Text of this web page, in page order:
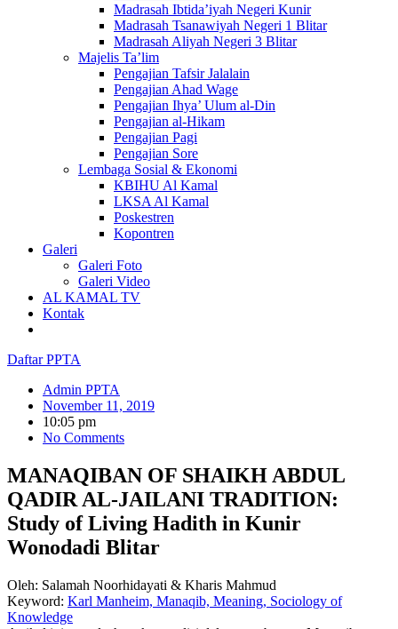
Madrasah Ibtida’iyah Negeri Kunir
Madrasah Tsanawiyah Negeri 1 Blitar
Madrasah Aliyah Negeri 3 Blitar
Majelis Ta’lim
Pengajian Tafsir Jalalain
Pengajian Ahad Wage
Pengajian Ihya’ Ulum al-Din
Pengajian al-Hikam
Pengajian Pagi
Pengajian Sore
Lembaga Sosial & Ekonomi
KBIHU Al Kamal
LKSA Al Kamal
Poskestren
Kopontren
Galeri
Galeri Foto
Galeri Video
AL KAMAL TV
Kontak
Daftar PPTA
Admin PPTA
November 11, 2019
10:05 pm
No Comments
MANAQIBAN OF SHAIKH ABDUL
QADIR AL-JAILANI TRADITION:
Study of Living Hadith in Kunir
Wonodadi Blitar
Oleh: Salamah Noorhidayati & Kharis Mahmud
Keyword: Karl Manheim, Manaqib, Meaning, Sociology of
Knowledge